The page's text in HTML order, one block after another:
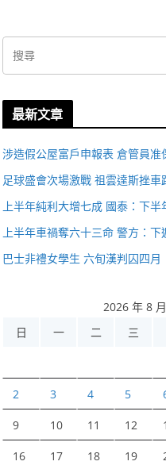
最新文章
涉造假公屋富戶申報表 倉管員准
足球盛會次場激戰 祖雲達斯挫車
上半年純利大增七成 國泰：下
上半年車禍奪六十三命 警方：
巴士非禮女學生 六旬漢判囚四月
2026 年 8 月
日
一 二 三
2 3 4 5
9 10 11 12
16 17 18 19